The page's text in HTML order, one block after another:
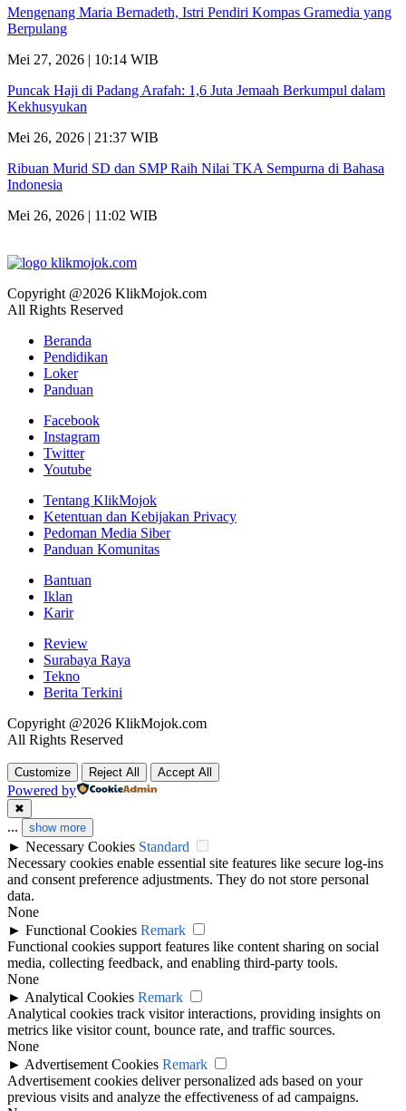
Mengenang Maria Bernadeth, Istri Pendiri Kompas Gramedia yang
Berpulang
Mei 27, 2026 | 10:14 WIB
Puncak Haji di Padang Arafah: 1,6 Juta Jemaah Berkumpul dalam
Kekhusyukan
Mei 26, 2026 | 21:37 WIB
Ribuan Murid SD dan SMP Raih Nilai TKA Sempurna di Bahasa
Indonesia
Mei 26, 2026 | 11:02 WIB
Copyright @2026 KlikMojok.com
All Rights Reserved
Beranda
Pendidikan
Loker
Panduan
Facebook
Instagram
Twitter
Youtube
Tentang KlikMojok
Ketentuan dan Kebijakan Privacy
Pedoman Media Siber
Panduan Komunitas
Bantuan
Iklan
Karir
Review
Surabaya Raya
Tekno
Berita Terkini
Copyright @2026 KlikMojok.com
All Rights Reserved
Customize Reject All Accept All
Powered by
✖
... show more
► Necessary Cookies Standard
Necessary cookies enable essential site features like secure log-ins
and consent preference adjustments. They do not store personal
data.
None
► Functional Cookies Remark
Functional cookies support features like content sharing on social
media, collecting feedback, and enabling third-party tools.
None
► Analytical Cookies Remark
Analytical cookies track visitor interactions, providing insights on
metrics like visitor count, bounce rate, and traffic sources.
None
► Advertisement Cookies Remark
Advertisement cookies deliver personalized ads based on your
previous visits and analyze the effectiveness of ad campaigns.